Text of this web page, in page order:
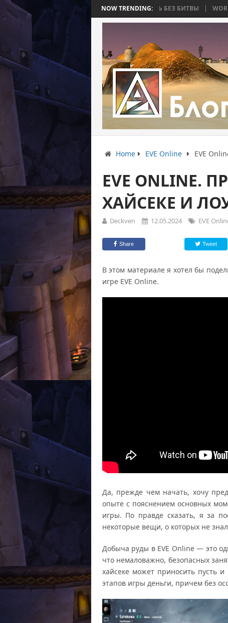
NOW TRENDING:
4: ВОЙНА, КОТОРАЯ ЗАКОНЧИЛАСЬ БЕЗ БИТВЫ WORLD WAR BEE
Home EVE Online EVE
EVE ONLINE.
ХАЙСЕКЕ И
Deckven 12.05.2024 EVE
Share Tweet
В этом материале я хотел бы
игре EVE Online.
Да, прежде чем начать, хочу
опыте с пояснением основных
игры. По правде сказать, я за
некоторые вещи, о которых не
Добыча руды в EVE Online — это
что немаловажно, безопасных
хайсеке может приносить пусть
этапов игры деньги, причем без